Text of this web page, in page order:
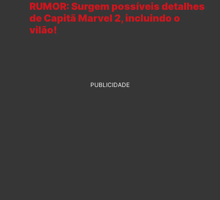
RUMOR: Surgem possíveis detalhes
de Capitã Marvel 2, incluindo o
vilão!
PUBLICIDADE